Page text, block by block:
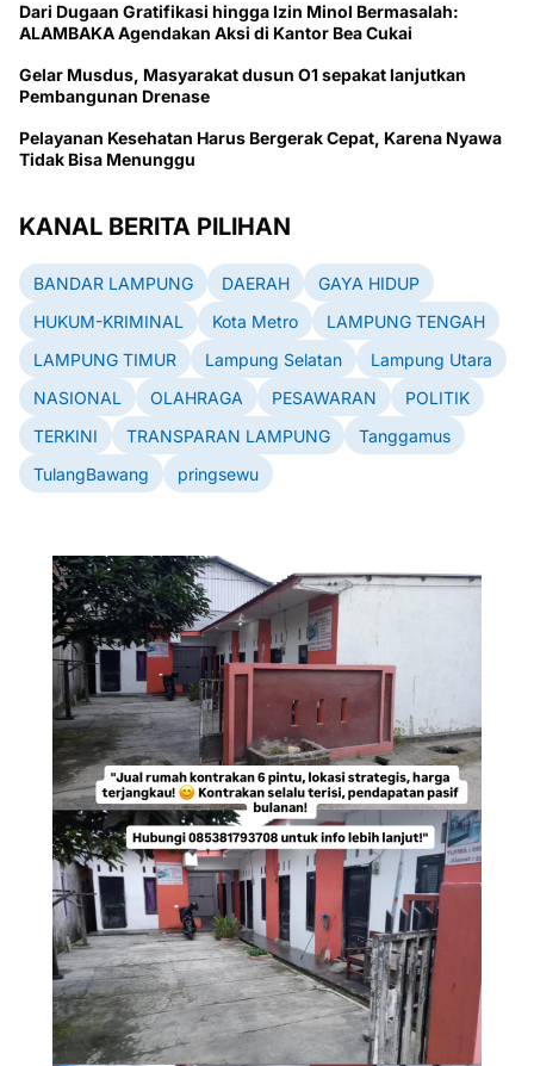
Dari Dugaan Gratifikasi hingga Izin Minol Bermasalah:
ALAMBAKA Agendakan Aksi di Kantor Bea Cukai
Gelar Musdus, Masyarakat dusun O1 sepakat lanjutkan
Pembangunan Drenase
Pelayanan Kesehatan Harus Bergerak Cepat, Karena Nyawa
Tidak Bisa Menunggu
KANAL BERITA PILIHAN
BANDAR LAMPUNG DAERAH
GAYA HIDUP
HUKUM-KRIMINAL
Kota Metro
LAMPUNG TENGAH
LAMPUNG TIMUR
Lampung Selatan
Lampung Utara
NASIONAL
OLAHRAGA PESAWARAN
POLITIK
TERKINI
TRANSPARAN LAMPUNG
Tanggamus
TulangBawang
pringsewu